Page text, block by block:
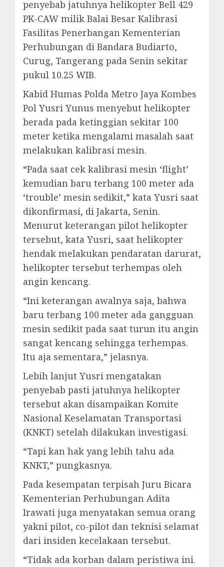
penyebab jatuhnya helikopter Bell 429
PK-CAW milik Balai Besar Kalibrasi
Fasilitas Penerbangan Kementerian
Perhubungan di Bandara Budiarto,
Curug, Tangerang pada Senin sekitar
pukul 10.25 WIB.
Kabid Humas Polda Metro Jaya Kombes
Pol Yusri Yunus menyebut helikopter
berada pada ketinggian sekitar 100
meter ketika mengalami masalah saat
melakukan kalibrasi mesin.
“Pada saat cek kalibrasi mesin ‘flight’
kemudian baru terbang 100 meter ada
‘trouble’ mesin sedikit,” kata Yusri saat
dikonfirmasi, di Jakarta, Senin.
Menurut keterangan pilot helikopter
tersebut, kata Yusri, saat helikopter
hendak melakukan pendaratan darurat,
helikopter tersebut terhempas oleh
angin kencang.
“Ini keterangan awalnya saja, bahwa
baru terbang 100 meter ada gangguan
mesin sedikit pada saat turun itu angin
sangat kencang sehingga terhempas.
Itu aja sementara,” jelasnya.
Lebih lanjut Yusri mengatakan
penyebab pasti jatuhnya helikopter
tersebut akan disampaikan Komite
Nasional Keselamatan Transportasi
(KNKT) setelah dilakukan investigasi.
“Tapi kan hak yang lebih tahu ada
KNKT,” pungkasnya.
Pada kesempatan terpisah Juru Bicara
Kementerian Perhubungan Adita
Irawati juga menyatakan semua orang
yakni pilot, co-pilot dan teknisi selamat
dari insiden kecelakaan tersebut.
“Tidak ada korban dalam peristiwa ini.